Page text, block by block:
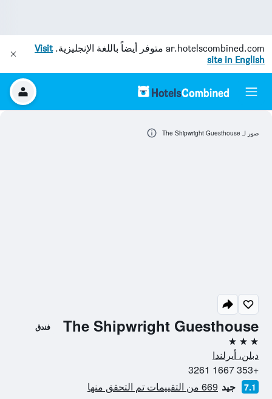
ar.hotelscombined.com متوفر أيضاً باللغة الإنجليزية.Visit
site in English
The Shipwright Guesthouse فندق
3 نجوم
دبلن، أيرلندا
+353 1667 3261
7.1 جيد 669 من التقييمات تم التحقق منها
صور لـ The Shipwright Guesthouse